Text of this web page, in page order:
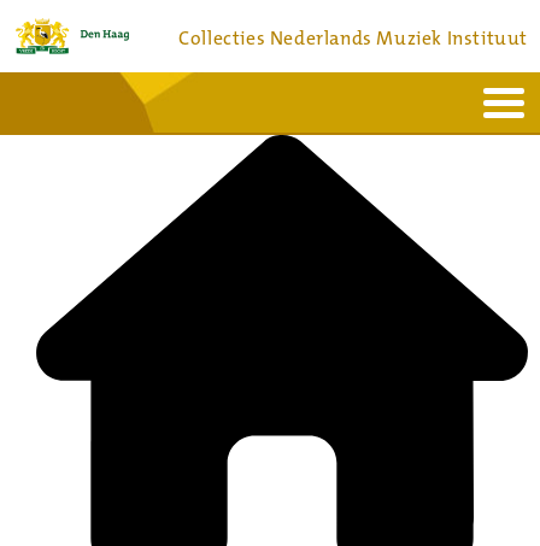
Collecties Nederlands Muziek Instituut
Bronnen en collecties